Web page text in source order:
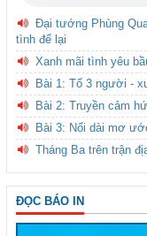
Đại tướng Phùng
tình để lại
Xanh mãi tình yêu
Bài 1: Tổ 3 người -
Bài 2: Truyền cảm
Bài 3: Nối dài mơ
Tháng Ba trên trận
ĐỌC BÁO IN